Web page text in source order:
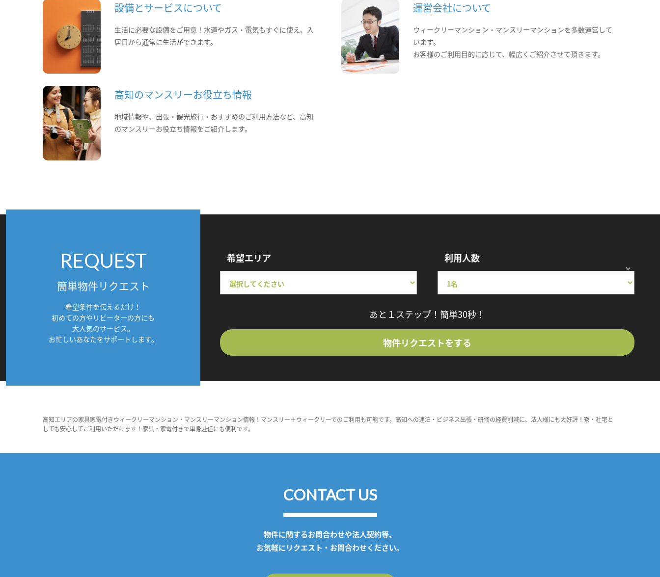
設備とサービスについて
生活に必要な設備をご用意！水道やガス・電気もすぐに使え、入
居日から通常に生活ができます。
運営会社について
ウィークリーマンション・マンスリーマンションを多数運営して
います。
お客様のご利用目的に応じて、幅広くご紹介させて頂きます。
高知のマンスリーお役立ち情報
地域情報や、出張・観光旅行・おすすめのご利用方法など、高知
のマンスリーお役立ち情報をご紹介します。
REQUEST
簡単物件リクエスト
希望条件を伝えるだけ！
初めての方やリピーターの方にも
大人気のサービス。
お忙しいあなたをサポートします。
希望エリア 利用人数
あと１ステップ！簡単30秒！
物件リクエストをする
高知エリアの家具家電付きウィークリーマンション・マンスリーマンション情報！マンスリー＋ウィークリーでのご利用も可能です。高知への連泊・ビジネス出張・研修の経費削減に、法人様にも大好評！寮・社宅と
しても安心してご利用いただけます！家具・家電付きで単身赴任にも便利です。
CONTACT US
物件に関するお問合わせや法人契約等、
お気軽にリクエスト・お問合わせください。